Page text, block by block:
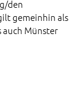
den
gemeinhin als
auch Münster